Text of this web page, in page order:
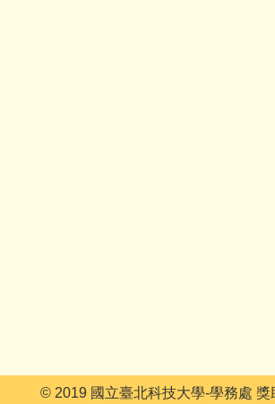
© 2019 國立臺北科技大學-學務處 獎